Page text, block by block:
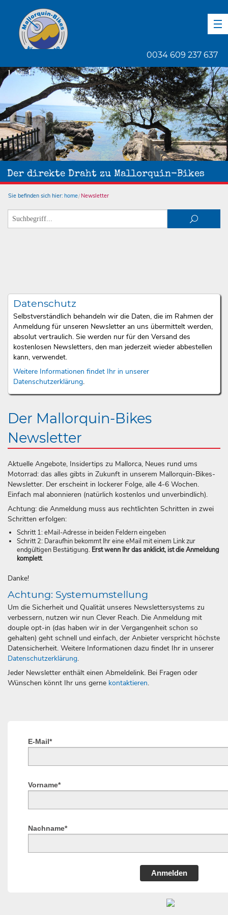
0034 609 237 637
Der direkte Draht zu Mallorquin-Bikes
1 von 1
Sie befinden sich hier: home Newsletter
Datenschutz
Selbstverständlich behandeln wir die Daten, die im Rahmen der
Anmeldung für unseren Newsletter an uns übermittelt werden,
absolut vertraulich. Sie werden nur für den Versand des
kostenlosen Newsletters, den man jederzeit wieder abbestellen
kann, verwendet.
Weitere Informationen findet Ihr in unserer
Datenschutzerklärung.
Der Mallorquin-Bikes
Newsletter
Aktuelle Angebote, Insidertips zu Mallorca, Neues rund ums
Motorrad: das alles gibts in Zukunft in unserem Mallorquin-Bikes-
Newsletter. Der erscheint in lockerer Folge, alle 4-6 Wochen.
Einfach mal abonnieren (natürlich kostenlos und unverbindlich).
Achtung: die Anmeldung muss aus rechtlichten Schritten in zwei
Schritten erfolgen:
Schritt 1: eMail-Adresse in beiden Feldern eingeben
Schritt 2: Daraufhin bekommt Ihr eine eMail mit einem Link zur
endgültigen Bestätigung. Erst wenn Ihr das anklickt, ist die Anmeldung
komplett.
Danke!
Achtung: Systemumstellung
Um die Sicherheit und Qualität unseres Newslettersystems zu
verbessern, nutzen wir nun Clever Reach. Die Anmeldung mit
douple opt-in (das haben wir in der Vergangenheit schon so
gehalten) geht schnell und einfach, der Anbieter verspricht höchste
Datensicherheit. Weitere Informationen dazu findet Ihr in unserer
Datenschutzerklärung.
Jeder Newsletter enthält einen Abmeldelink. Bei Fragen oder
Wünschen könnt Ihr uns gerne kontaktieren.
E-Mail*
Vorname*
Nachname*
Anmelden